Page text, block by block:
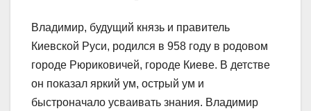
Владимир, будущий князь и правитель
Киевской Руси, родился в 958 году в родовом
городе Рюриковичей, городе Киеве. В детстве
он показал яркий ум, острый ум и
быстроначало усваивать знания. Владимир